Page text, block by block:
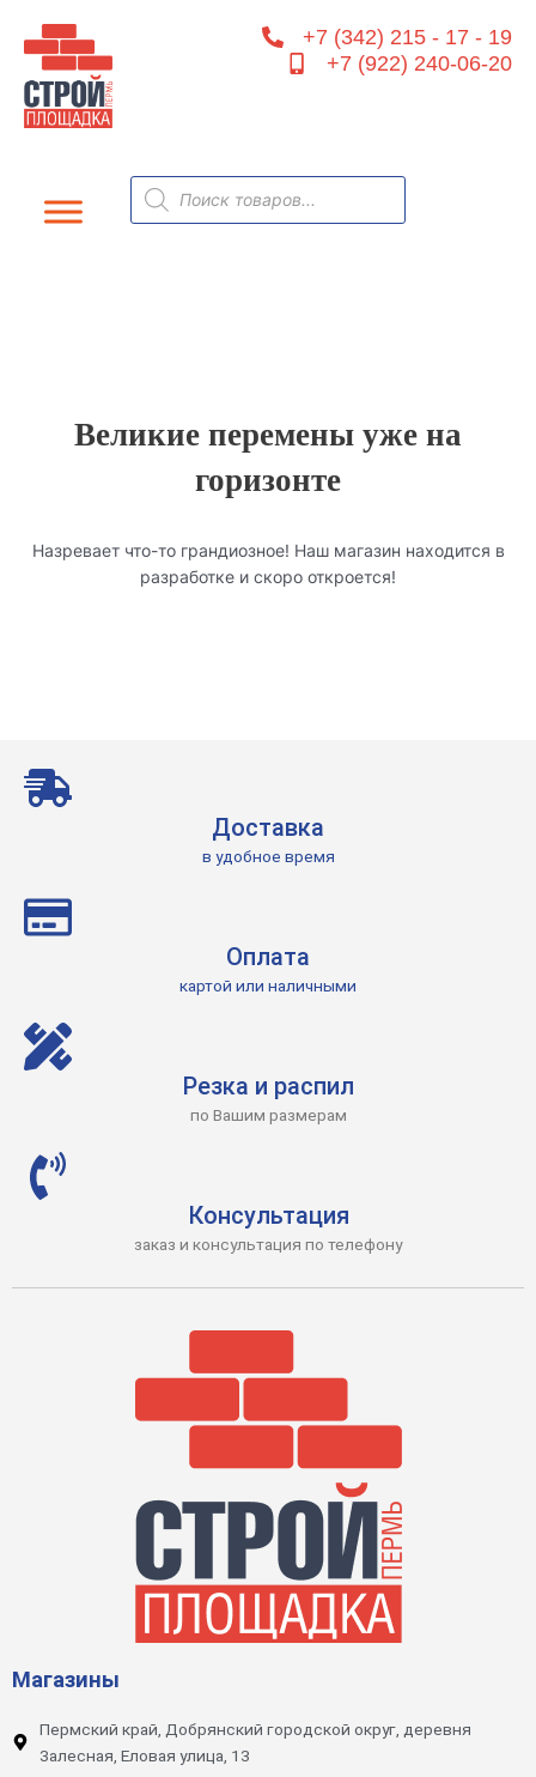
содержимому
+7 (342) 215 - 17 - 19
+7 (922) 240-06-20
Поиск
товаров
Великие перемены уже на
горизонте
Назревает что-то грандиозное! Наш магазин находится в
разработке и скоро откроется!
Доставка
в удобное время
Оплата
картой или наличными
Резка и распил
по Вашим размерам
Консультация
заказ и консультация по телефону
Магазины
Пермский край, Добрянский городской округ, деревня
Залесная, Еловая улица, 13